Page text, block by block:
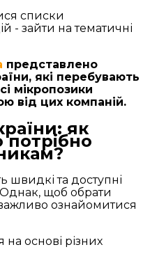
списки
- зайти на тематичні
представлено
які перебувають
мікропозики
від цих компаній.
як
швидкі та доступні
щоб обрати
ознайомитися
основі різних